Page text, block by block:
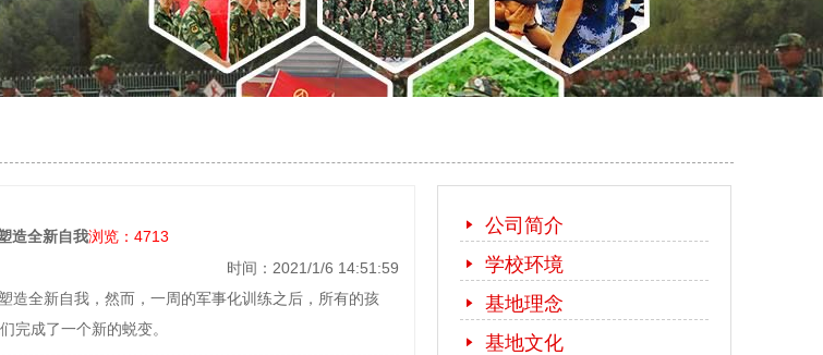
造全新自我浏览：4713
时间：2021/1/6 14:51:59
造全新自我，然而，一周的军事化训练之后，所有的孩
完成了一个新的蜕变。
公司简介
学校环境
基地理念
基地文化